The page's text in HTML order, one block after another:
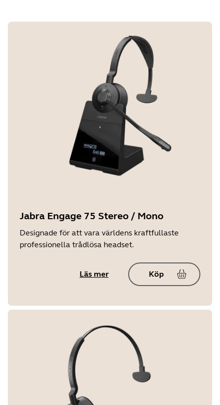
Jabra Engage 75 Stereo / Mono
Designade för att vara världens kraftfullaste
professionella trådlösa headset.
Läs mer Köp